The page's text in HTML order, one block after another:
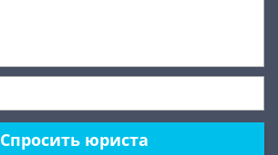
Спросить юриста